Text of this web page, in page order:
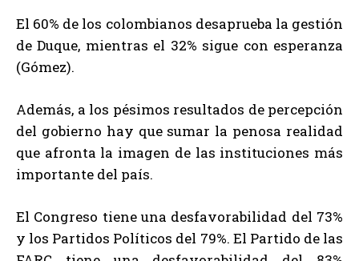
El 60% de los colombianos desaprueba la gestión
de Duque, mientras el 32% sigue con esperanza
(Gómez).
Además, a los pésimos resultados de percepción
del gobierno hay que sumar la penosa realidad
que afronta la imagen de las instituciones más
importante del país.
El Congreso tiene una desfavorabilidad del 73%
y los Partidos Políticos del 79%. El Partido de las